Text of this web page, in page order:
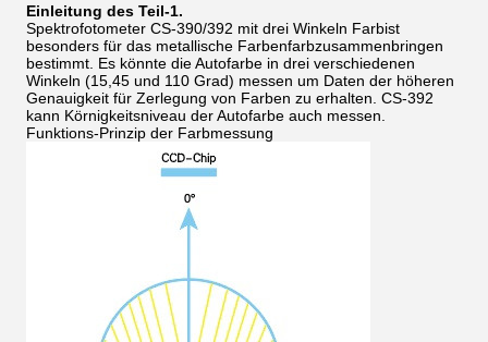
Einleitung des Teil-1.
Spektrofotometer CS-390/392 mit drei Winkeln Farbist
besonders für das metallische Farbenfarbzusammenbringen
bestimmt. Es könnte die Autofarbe in drei verschiedenen
Winkeln (15,45 und 110 Grad) messen um Daten der höheren
Genauigkeit für Zerlegung von Farben zu erhalten. CS-392
kann Körnigkeitsniveau der Autofarbe auch messen.
Funktions-Prinzip der Farbmessung